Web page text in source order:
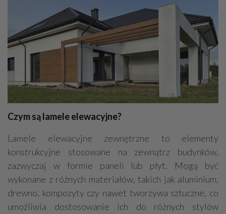
Czym są lamele elewacyjne?
Lamele elewacyjne zewnętrzne to elementy
konstrukcyjne stosowane na zewnątrz budynków,
zazwyczaj w formie paneli lub płyt. Mogą być
wykonane z różnych materiałów, takich jak aluminium,
drewno, kompozyty czy nawet tworzywa sztuczne, co
umożliwia dostosowanie ich do różnych stylów